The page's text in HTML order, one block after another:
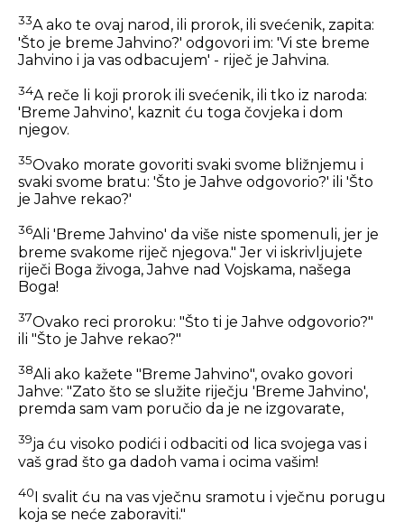
33A ako te ovaj narod, ili prorok, ili svećenik, zapita:
'Što je breme Jahvino?' odgovori im: 'Vi ste breme
Jahvino i ja vas odbacujem' - riječ je Jahvina.
34A reče li koji prorok ili svećenik, ili tko iz naroda:
'Breme Jahvino', kaznit ću toga čovjeka i dom
njegov.
35Ovako morate govoriti svaki svome bližnjemu i
svaki svome bratu: 'Što je Jahve odgovorio?' ili 'Što
je Jahve rekao?'
36Ali 'Breme Jahvino' da više niste spomenuli, jer je
breme svakome riječ njegova." Jer vi iskrivljujete
riječi Boga živoga, Jahve nad Vojskama, našega
Boga!
37Ovako reci proroku: "Što ti je Jahve odgovorio?"
ili "Što je Jahve rekao?"
38Ali ako kažete "Breme Jahvino", ovako govori
Jahve: "Zato što se služite riječju 'Breme Jahvino',
premda sam vam poručio da je ne izgovarate,
39ja ću visoko podići i odbaciti od lica svojega vas i
vaš grad što ga dadoh vama i ocima vašim!
40I svalit ću na vas vječnu sramotu i vječnu porugu
koja se neće zaboraviti."